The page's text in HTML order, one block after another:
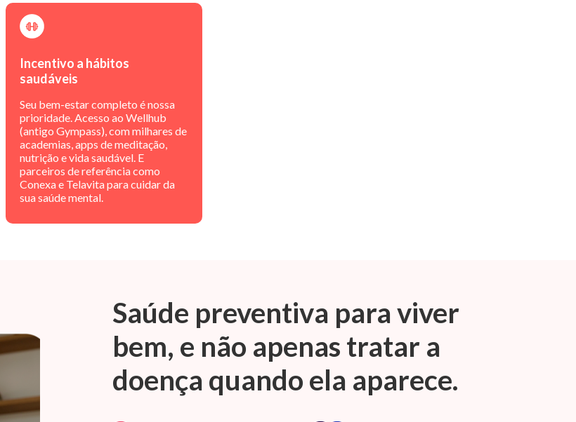
Incentivo a hábitos
saudáveis
Seu bem-estar completo é nossa
prioridade. Acesso ao Wellhub
(antigo Gympass), com milhares de
academias, apps de meditação,
nutrição e vida saudável. E
parceiros de referência como
Conexa e Telavita para cuidar da
sua saúde mental.
Saúde preventiva para viver
bem, e não apenas tratar a
doença quando ela aparece.